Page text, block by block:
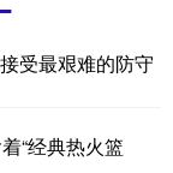
受最艰难的防守
“经典热火篮